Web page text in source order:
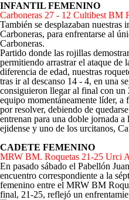
INFANTIL FEMENINO
Carboneras 27 - 12 Cultibest BM
También se desplazaban nuestras
Carboneras, para enfrentarse al
Carboneras.
Partido donde las rojillas
permitiendo arrastrar el ataque de
diferencia de edad, nuestras
tras ir al descanso 14 - 4, en una
consiguieron llegar al final con un
equipo momentáneamente líder, a
por resolver, debiendo de
entrenan para una doble jornada
ejidense y uno de los urcitanos,
CADETE FEMENINO
MRW BM. Roquetas 21-25 Urci
En pasado sábado el Pabellón
encuentro correspondiente a la
femenino entre el MRW BM
final, 21-25, reflejó un